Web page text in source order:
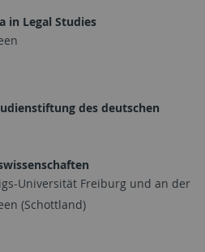
in Legal Studies
des deutschen
Universität Freiburg und an der
(Schottland)